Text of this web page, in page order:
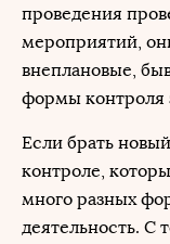
проведения
мероприятий,
внеплановые,
формы контроля
Если брать
контроле,
много разных
деятельность. С